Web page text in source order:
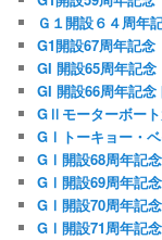
Ｇ１開設６４周年
G1開設67周年記
GI 開設65周年記
GI 開設66周年記
GⅡモーターボー
GⅠトーキョー・
GⅠ開設68周年記
GⅠ開設69周年記
GⅠ開設70周年記
GⅠ開設71周年記